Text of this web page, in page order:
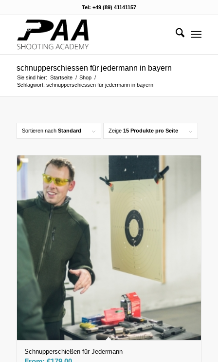
Tel: +49 (89) 41141157
schnupperschiessen für jedermann in bayern
Sie sind hier: Startseite / Shop /
Schlagwort: schnupperschiessen für jedermann in bayern
Sortieren nach Standard Zeige 15 Produkte pro Seite
Schnupperschießen für Jedermann